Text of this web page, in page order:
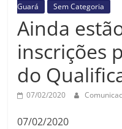
Guará
Sem Categoria
Ainda
inscrições
do
07/02/2020
07/02/2020